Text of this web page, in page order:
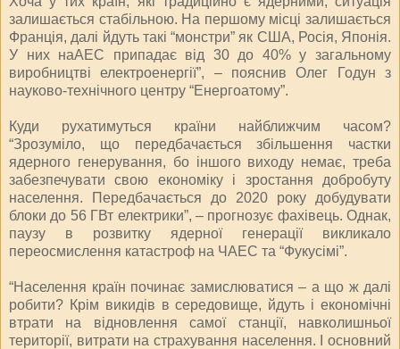
залишається стабільною. На першому місці залишається
Франція, далі йдуть такі “монстри” як США, Росія, Японія.
У них наАЕС припадає від 30 до 40% у загальному
виробництві електроенергії”, – пояснив Олег Годун з
науково-технічного центру “Енергоатому”.
Куди рухатимуться країни найближчим часом?
“Зрозуміло, що передбачається збільшення частки
ядерного генерування, бо іншого виходу немає, треба
забезпечувати свою економіку і зростання добробуту
населення. Передбачається до 2020 року добудувати
блоки до 56 ГВт електрики”, – прогнозує фахівець. Однак,
паузу в розвитку ядерної генерації викликало
переосмислення катастроф на ЧАЕС та “Фукусімі”.
“Населення країн починає замислюватися – а що ж далі
робити? Крім викидів в середовище, йдуть і економічні
втрати на відновлення самої станції, навколишньої
території, витрати на страхування населення. І основний